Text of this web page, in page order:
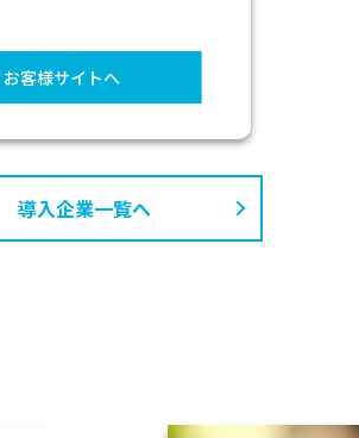
お客様サイトへ
導入企業一覧へ